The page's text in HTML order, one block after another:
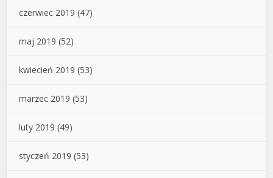
czerwiec 2019 (47)
maj 2019 (52)
kwiecień 2019 (53)
marzec 2019 (53)
luty 2019 (49)
styczeń 2019 (53)